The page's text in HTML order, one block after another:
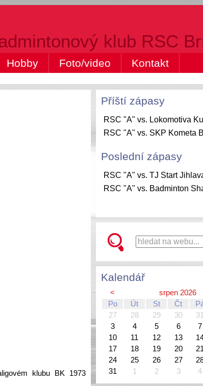
klub RSC
Hobby Foto/video Kontakt
klubu BK 1973
Příští zápasy
RSC "A" vs. Lokomotiva
RSC "A" vs. SKP Kometa
Poslední zápasy
RSC "A" vs. TJ Start
RSC "A" vs. Badminton
Kalendář
< srpen 2026
Po
Út St Čt
27
28 29 30 31
3
4 5 6 7
10
11 12 13
17
18 19 20 21
24
25 26 27
31
1 2 3 4